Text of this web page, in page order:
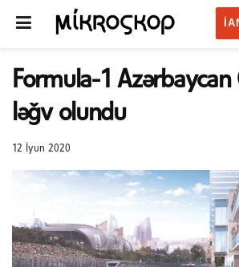
Formula-1 Azərbaycan
ləğv olundu
12 İyun 2020